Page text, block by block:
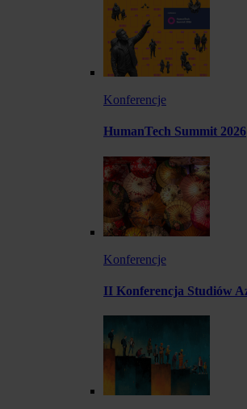
Konferencje
HumanTech Summit 2026
Konferencje
II Konferencja Studiów